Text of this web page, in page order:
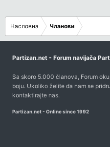
Насловна Чланови
Partizan.net - Forum navijača
Sa skoro 5.000 članova, Forum
boju. Ukoliko želite da nam se
kontaktirajte nas.
Partizan.net - Online since 1992